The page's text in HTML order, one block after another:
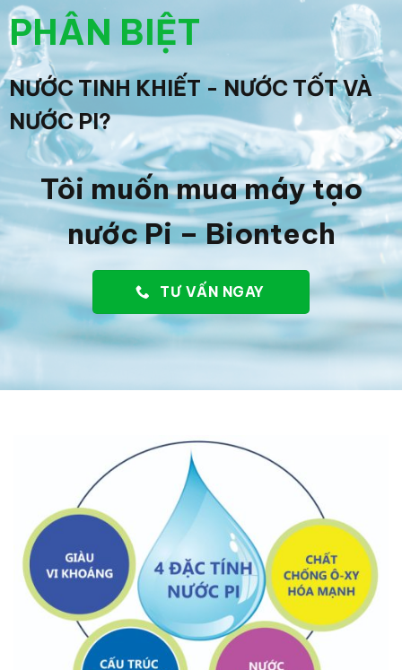
PHÂN BIỆT
NƯỚC TINH KHIẾT - NƯỚC TỐT VÀ
NƯỚC PI?
Tôi muốn mua máy tạo
nước Pi – Biontech
TƯ VẤN NGAY